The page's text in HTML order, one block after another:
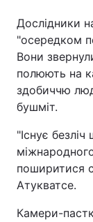
Дослідники
"осередком
Вони
полюють на
здобиччю
бушміт.
"Існує
поширитися
Атукватсе.
Камери-